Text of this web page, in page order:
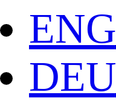
ENG
DEU